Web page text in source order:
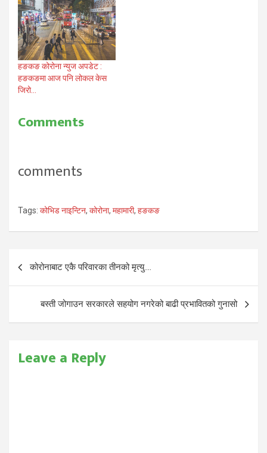
हङकङ कोरोना न्युज अपडेट :
हङकङमा आज पनि लोकल केस
जिरो…
Comments
comments
Tags: कोभिड नाइन्टिन, कोरोना, महामारी, हङकङ
Post
navigation
कोरोनाबाट एकै परिवारका तीनको मृत्यु….
बस्ती जोगाउन सरकारले सहयोग नगरेको बाढी प्रभावितको गुनासो
Leave a Reply